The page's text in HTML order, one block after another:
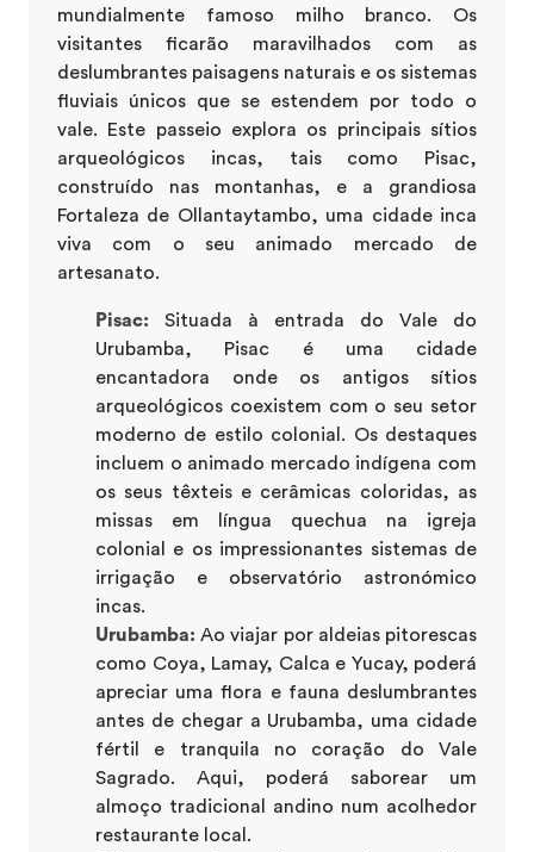
mundialmente famoso milho branco. Os
visitantes ficarão maravilhados com as
deslumbrantes paisagens naturais e os sistemas
fluviais únicos que se estendem por todo o
vale. Este passeio explora os principais sítios
arqueológicos incas, tais como Pisac,
construído nas montanhas, e a grandiosa
Fortaleza de Ollantaytambo, uma cidade inca
viva com o seu animado mercado de
artesanato.
Pisac: Situada à entrada do Vale do
Urubamba, Pisac é uma cidade
encantadora onde os antigos sítios
arqueológicos coexistem com o seu setor
moderno de estilo colonial. Os destaques
incluem o animado mercado indígena com
os seus têxteis e cerâmicas coloridas, as
missas em língua quechua na igreja
colonial e os impressionantes sistemas de
irrigação e observatório astronómico
incas.
Urubamba: Ao viajar por aldeias pitorescas
como Coya, Lamay, Calca e Yucay, poderá
apreciar uma flora e fauna deslumbrantes
antes de chegar a Urubamba, uma cidade
fértil e tranquila no coração do Vale
Sagrado. Aqui, poderá saborear um
almoço tradicional andino num acolhedor
restaurante local.